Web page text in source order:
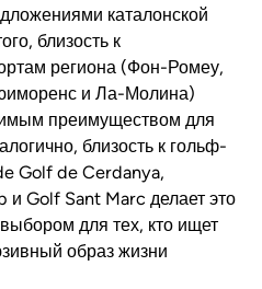
каталонской
близость к
региона (Фон-Ромеу,
и Ла-Молина)
преимуществом для
близость к гольф-
Golf de Cerdanya,
и Golf Sant Marc делает это
для тех, кто ищет
образ жизни